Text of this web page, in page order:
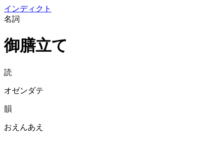
インディクト
名詞
御膳立て
読
オゼンダテ
韻
おえんあえ